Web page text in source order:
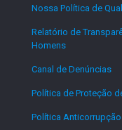
Nossa Política de
Relatório de
Homens
Canal de Denúncias
Política de Proteção
Política Anticorrupção